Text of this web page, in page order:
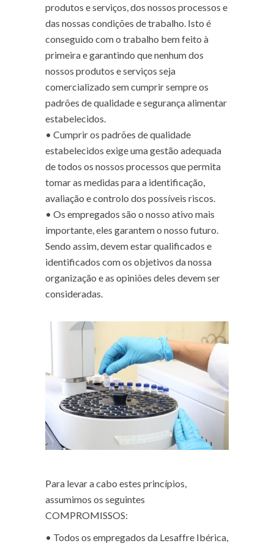
produtos e serviços, dos nossos processos e
das nossas condições de trabalho. Isto é
conseguido com o trabalho bem feito à
primeira e garantindo que nenhum dos
nossos produtos e serviços seja
comercializado sem cumprir sempre os
padrões de qualidade e segurança alimentar
estabelecidos.
• Cumprir os padrões de qualidade
estabelecidos exige uma gestão adequada
de todos os nossos processos que permita
tomar as medidas para a identificação,
avaliação e controlo dos possíveis riscos.
• Os empregados são o nosso ativo mais
importante, eles garantem o nosso futuro.
Sendo assim, devem estar qualificados e
identificados com os objetivos da nossa
organização e as opiniões deles devem ser
consideradas.
Para levar a cabo estes princípios,
assumimos os seguintes
COMPROMISSOS:
• Todos os empregados da Lesaffre Ibérica,